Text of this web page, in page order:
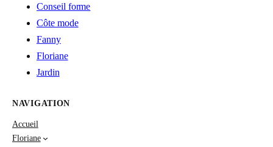
Conseil forme
Côte mode
Fanny
Floriane
Jardin
NAVIGATION
Accueil
Floriane